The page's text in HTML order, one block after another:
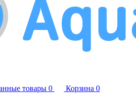
товары 0 Корзина 0